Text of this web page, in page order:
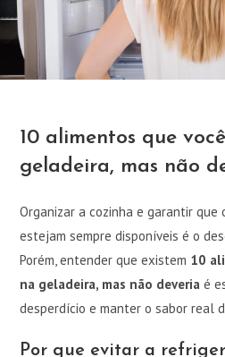
10 alimentos que
geladeira, mas não
Organizar a cozinha e garantir que
estejam sempre disponíveis é o
Porém, entender que existem 10
na geladeira, mas não deveria é
desperdício e manter o sabor real
Por que evitar a